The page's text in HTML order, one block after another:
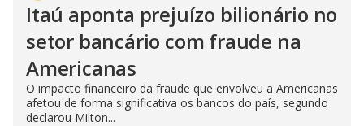
Itaú aponta prejuízo bilionário no
setor bancário com fraude na
Americanas
O impacto financeiro da fraude que envolveu a Americanas
afetou de forma significativa os bancos do país, segundo
declarou Milton...